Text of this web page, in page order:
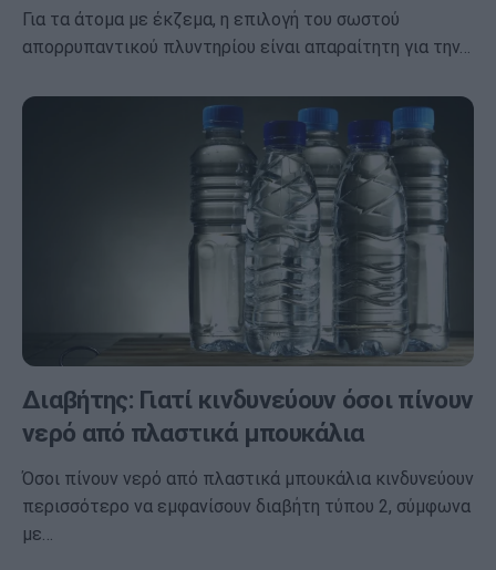
Για τα άτομα με έκζεμα, η επιλογή του σωστού
απορρυπαντικού πλυντηρίου είναι απαραίτητη για την…
Διαβήτης: Γιατί κινδυνεύουν όσοι πίνουν
νερό από πλαστικά μπουκάλια
Όσοι πίνουν νερό από πλαστικά μπουκάλια κινδυνεύουν
περισσότερο να εμφανίσουν διαβήτη τύπου 2, σύμφωνα
με…